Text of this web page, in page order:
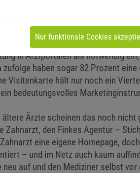
nutzen Arztportale für ihre
das bereits erkannt: Schon seit
erachteten
knapp zwei Drittel der befragten
in Arztportalen als notwendig
haben sogar 82 Prozent eine
Visitenkarte hält nur noch ein
bedeutungsvolles
Ärzte scheinen das noch nicht
Zahnarzt, den Finkes Agentur –
eine eigene Homepage,
– und im Netz auch kaum
auf und den Mediziner selbst vor
Nur funktionale Cookies